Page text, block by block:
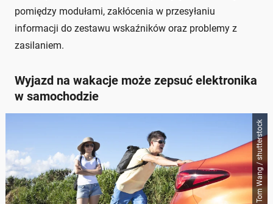
pomiędzy modułami, zakłócenia w przesyłaniu
informacji do zestawu wskaźników oraz problemy z
zasilaniem.
Wyjazd na wakacje może zepsuć elektronika
w samochodzie
Tom Wang / shutterstock